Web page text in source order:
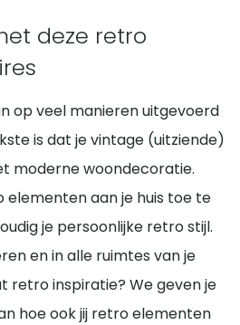
deze retro
op veel manieren uitgevoerd
is dat je vintage (uitziende)
moderne woondecoratie.
aan je huis toe te
je persoonlijke retro stijl.
en in alle ruimtes van je
retro inspiratie? We geven je
hoe ook jij retro elementen